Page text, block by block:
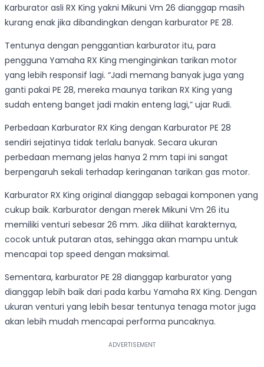
Karburator asli RX King yakni Mikuni Vm 26 dianggap masih
kurang enak jika dibandingkan dengan karburator PE 28.
Tentunya dengan penggantian karburator itu, para
pengguna Yamaha RX King menginginkan tarikan motor
yang lebih responsif lagi. “Jadi memang banyak juga yang
ganti pakai PE 28, mereka maunya tarikan RX King yang
sudah enteng banget jadi makin enteng lagi,” ujar Rudi.
Perbedaan Karburator RX King dengan Karburator PE 28
sendiri sejatinya tidak terlalu banyak. Secara ukuran
perbedaan memang jelas hanya 2 mm tapi ini sangat
berpengaruh sekali terhadap keringanan tarikan gas motor.
Karburator RX King original dianggap sebagai komponen yang
cukup baik. Karburator dengan merek Mikuni Vm 26 itu
memiliki venturi sebesar 26 mm. Jika dilihat karakternya,
cocok untuk putaran atas, sehingga akan mampu untuk
mencapai top speed dengan maksimal.
Sementara, karburator PE 28 dianggap karburator yang
dianggap lebih baik dari pada karbu Yamaha RX King. Dengan
ukuran venturi yang lebih besar tentunya tenaga motor juga
akan lebih mudah mencapai performa puncaknya.